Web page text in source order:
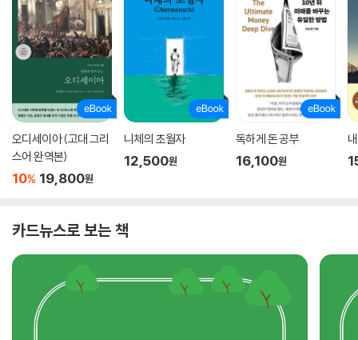
오디세이아 (고대 그리
스어 완역본)
10% 19,800원
니체의 초월자
12,500원
독하게 돈 공부
16,100원
카드뉴스로 보는 책